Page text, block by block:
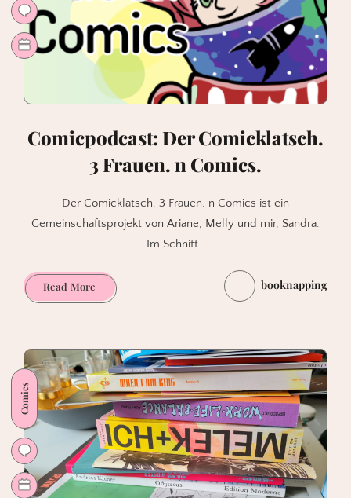
Comicpodcast: Der Comicklatsch.
3 Frauen. n Comics.
Der Comicklatsch. 3 Frauen. n Comics ist ein
Gemeinschaftsprojekt von Ariane, Melly und mir, Sandra.
Im Schnitt…
Read MoreComicpodcast:
Der
Frauen.
n
Comics.
booknapping
Comics